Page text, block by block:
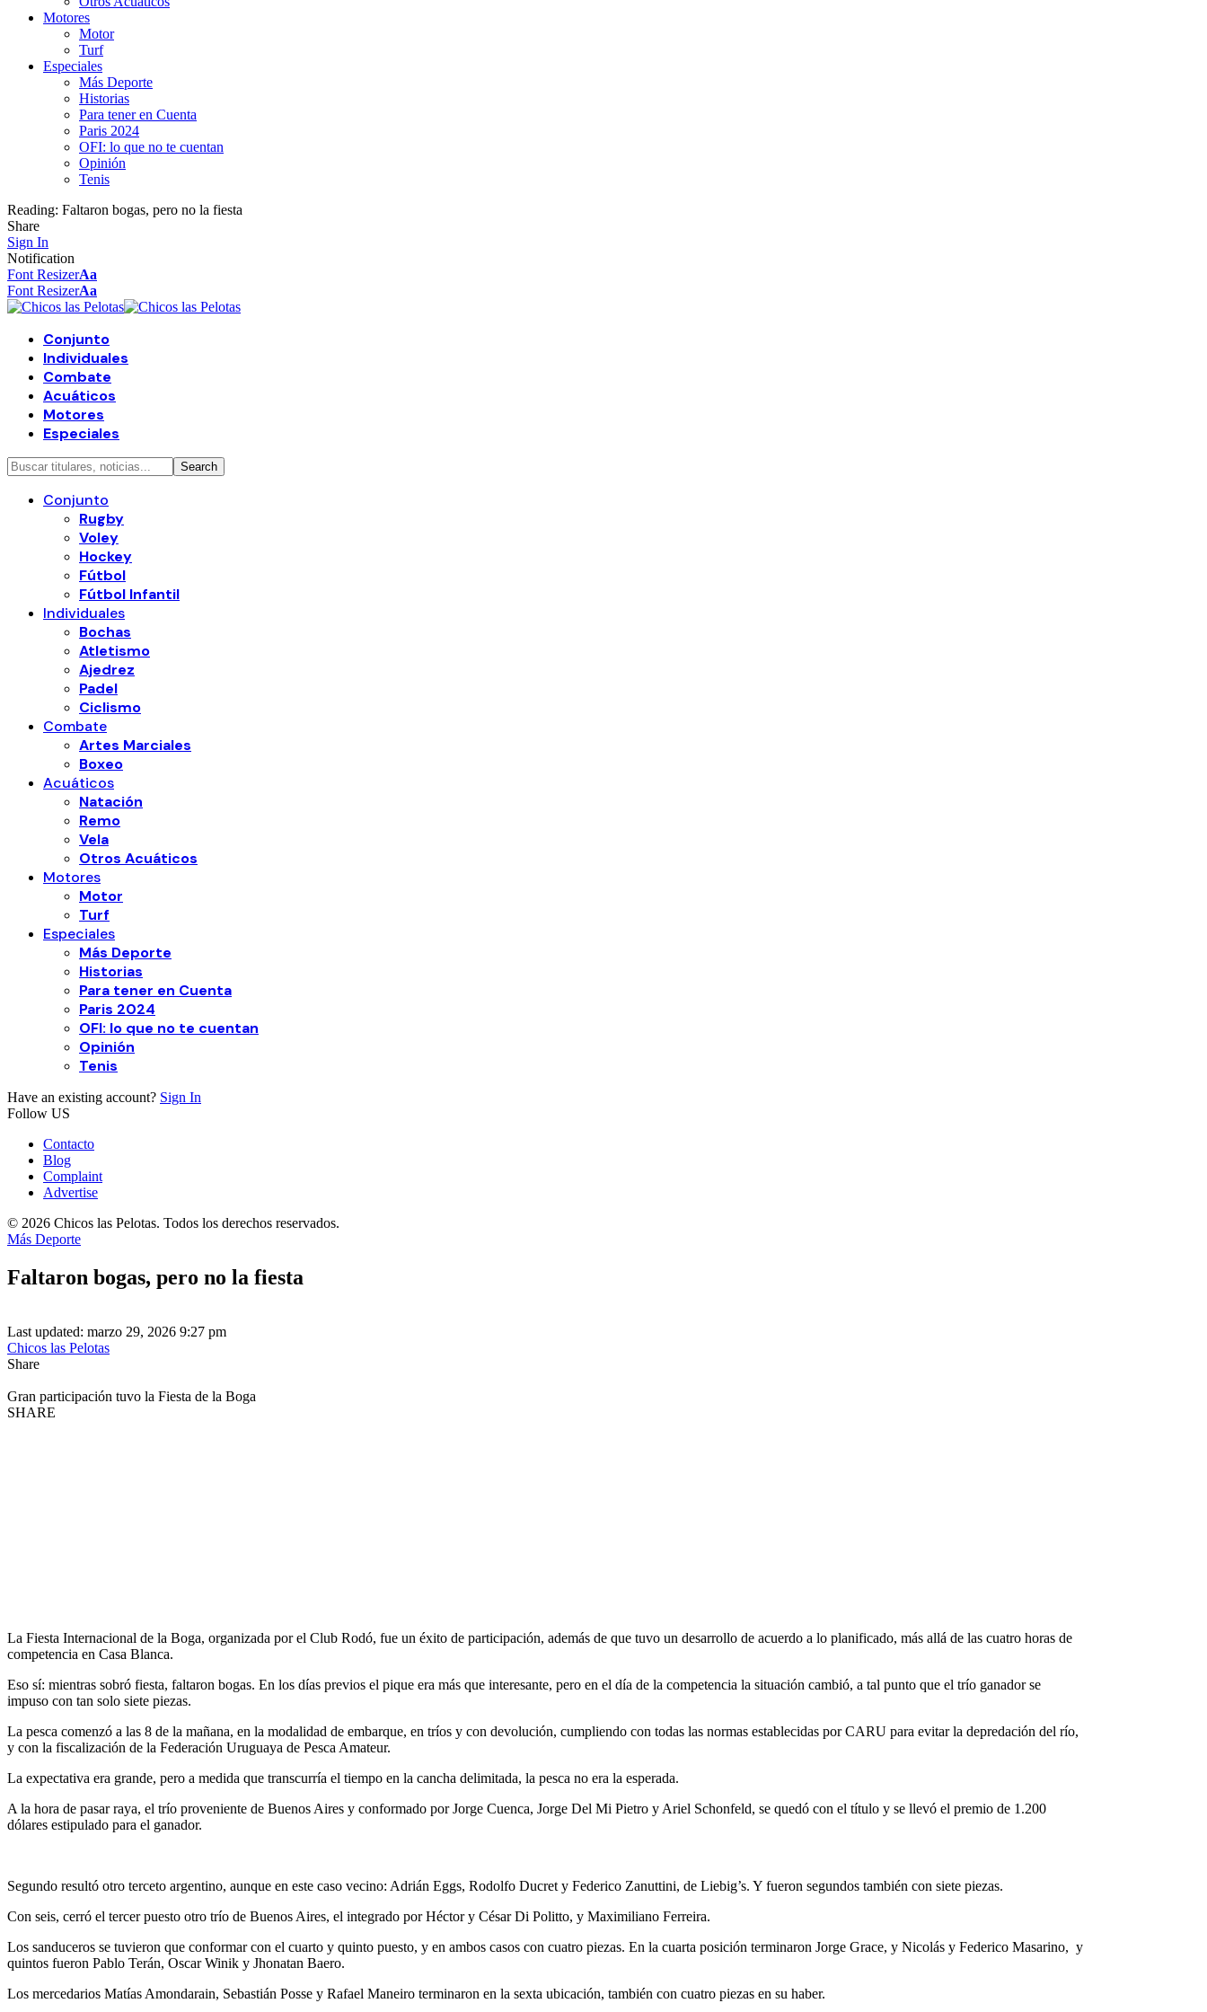
Motores
Motor
Turf
Especiales
Más Deporte
Historias
Para tener en Cuenta
Paris 2024
OFI: lo que no te cuentan
Opinión
Tenis
Reading: Faltaron bogas, pero no la fiesta
Share
Sign In
Notification
Font ResizerAa
Font ResizerAa
Conjunto
Individuales
Combate
Acuáticos
Motores
Especiales
Conjunto
Rugby
Voley
Hockey
Fútbol
Fútbol Infantil
Individuales
Bochas
Atletismo
Ajedrez
Padel
Ciclismo
Combate
Artes Marciales
Boxeo
Acuáticos
Natación
Remo
Vela
Otros Acuáticos
Motores
Motor
Turf
Especiales
Más Deporte
Historias
Para tener en Cuenta
Paris 2024
OFI: lo que no te cuentan
Opinión
Tenis
Have an existing account? Sign In
Follow US
Contacto
Blog
Complaint
Advertise
© 2026 Chicos las Pelotas. Todos los derechos reservados.
Más Deporte
Faltaron bogas, pero no la fiesta
Last updated: marzo 29, 2026 9:27 pm
Chicos las Pelotas
Share
Gran participación tuvo la Fiesta de la Boga
SHARE
La Fiesta Internacional de la Boga, organizada por el Club Rodó, fue un éxito de participación, además de que tuvo un desarrollo de acuerdo a lo planificado, más allá de las cuatro horas de
competencia en Casa Blanca.
Eso sí: mientras sobró fiesta, faltaron bogas. En los días previos el pique era más que interesante, pero en el día de la competencia la situación cambió, a tal punto que el trío ganador se
impuso con tan solo siete piezas.
La pesca comenzó a las 8 de la mañana, en la modalidad de embarque, en tríos y con devolución, cumpliendo con todas las normas establecidas por CARU para evitar la depredación del río,
y con la fiscalización de la Federación Uruguaya de Pesca Amateur.
La expectativa era grande, pero a medida que transcurría el tiempo en la cancha delimitada, la pesca no era la esperada.
A la hora de pasar raya, el trío proveniente de Buenos Aires y conformado por Jorge Cuenca, Jorge Del Mi Pietro y Ariel Schonfeld, se quedó con el título y se llevó el premio de 1.200
dólares estipulado para el ganador.
Segundo resultó otro terceto argentino, aunque en este caso vecino: Adrián Eggs, Rodolfo Ducret y Federico Zanuttini, de Liebig’s. Y fueron segundos también con siete piezas.
Con seis, cerró el tercer puesto otro trío de Buenos Aires, el integrado por Héctor y César Di Politto, y Maximiliano Ferreira.
Los sanduceros se tuvieron que conformar con el cuarto y quinto puesto, y en ambos casos con cuatro piezas. En la cuarta posición terminaron Jorge Grace, y Nicolás y Federico Masarino, y
quintos fueron Pablo Terán, Oscar Winik y Jhonatan Baero.
Los mercedarios Matías Amondarain, Sebastián Posse y Rafael Maneiro terminaron en la sexta ubicación, también con cuatro piezas en su haber.